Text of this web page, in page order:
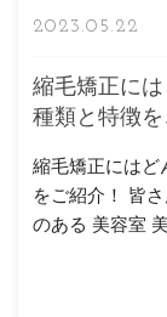
縮毛矯正に
種類と特徴を
2023.05.22
縮毛矯正にはど
をご紹介！ 皆
のある 美容室